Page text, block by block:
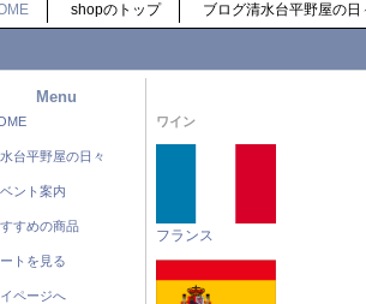
shopのトップ ブログ清水台平野屋の日
Menu
台平野屋の日々
ント案内
すめの商品
トを見る
ページへ
ワイン
フランス